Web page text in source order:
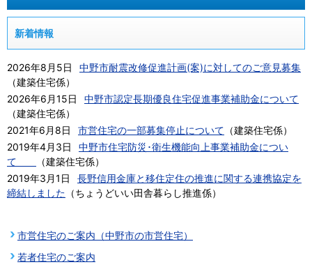
新着情報
2026年8月5日
中野市耐震改修促進計画(案)に対してのご意見募集
（建築住宅係）
2026年6月15日
中野市認定長期優良住宅促進事業補助金について
（建築住宅係）
2021年6月8日
市営住宅の一部募集停止について （建築住宅係）
2019年4月3日
中野市住宅防災･衛生機能向上事業補助金につい
て
（建築住宅係）
2019年3月1日
長野信用金庫と移住定住の推進に関する連携協定を
締結しました （ちょうどいい田舎暮らし推進係）
市営住宅のご案内（中野市の市営住宅）
若者住宅のご案内